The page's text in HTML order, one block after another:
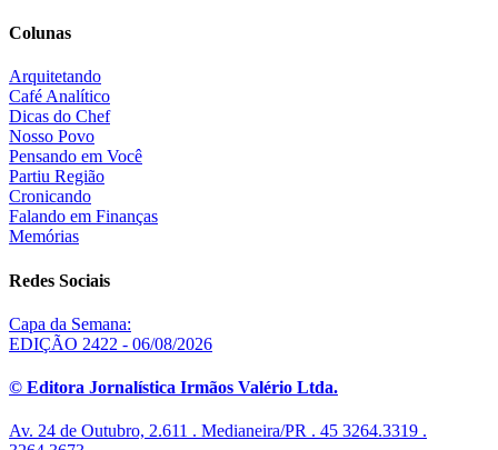
Colunas
Arquitetando
Café Analítico
Dicas do Chef
Nosso Povo
Pensando em Você
Partiu Região
Cronicando
Falando em Finanças
Memórias
Redes Sociais
Capa da Semana:
EDIÇÃO 2422 - 06/08/2026
© Editora Jornalística Irmãos Valério Ltda.
Av. 24 de Outubro, 2.611 . Medianeira/PR . 45 3264.3319 .